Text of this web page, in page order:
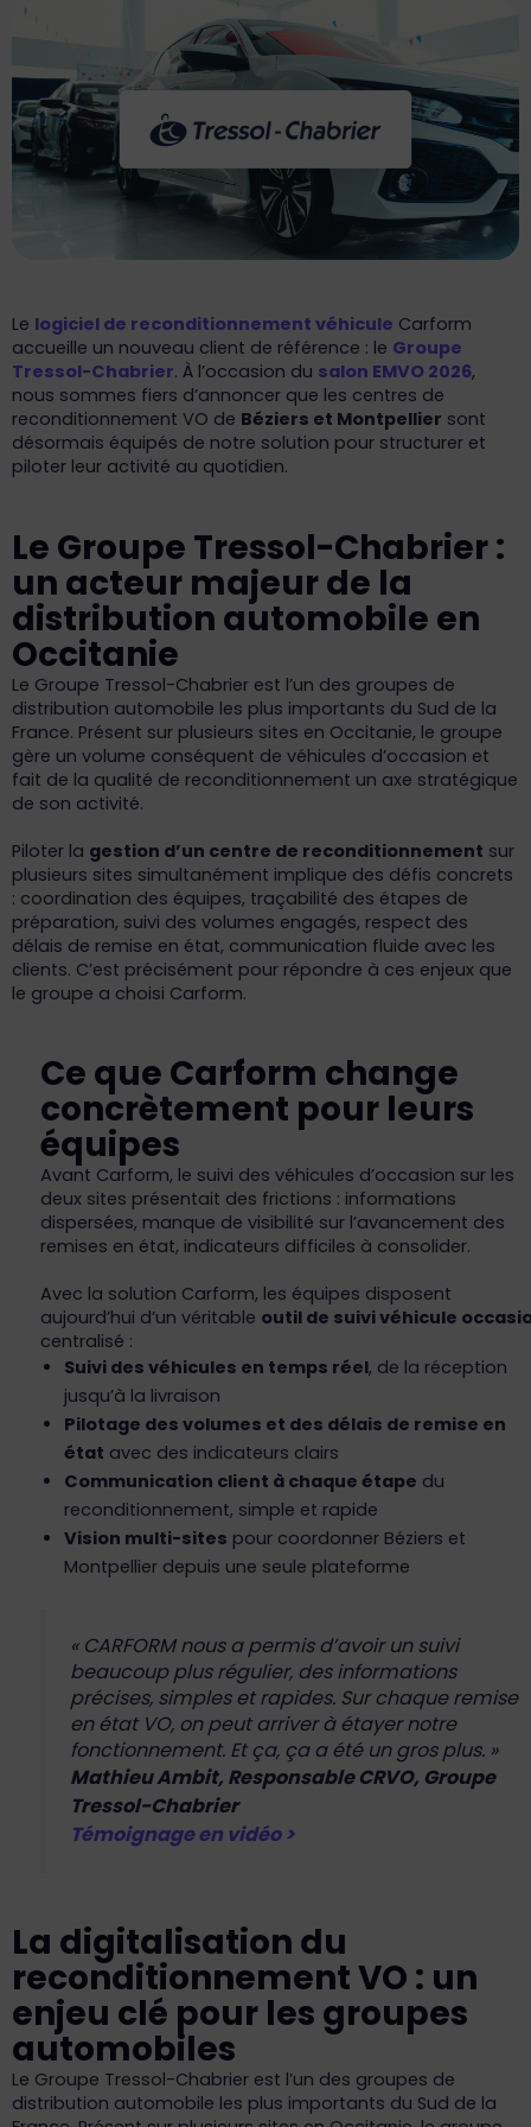
Le logiciel de reconditionnement véhicule Carform
accueille un nouveau client de référence : le Groupe
Tressol-Chabrier. À l’occasion du salon EMVO 2026,
nous sommes fiers d’annoncer que les centres de
reconditionnement VO de Béziers et Montpellier sont
désormais équipés de notre solution pour structurer et
piloter leur activité au quotidien.
Le Groupe Tressol-Chabrier :
un acteur majeur de la
distribution automobile en
Occitanie
Le Groupe Tressol-Chabrier est l’un des groupes de
distribution automobile les plus importants du Sud de la
France. Présent sur plusieurs sites en Occitanie, le groupe
gère un volume conséquent de véhicules d’occasion et
fait de la qualité de reconditionnement un axe stratégique
de son activité.
Piloter la gestion d’un centre de reconditionnement sur
plusieurs sites simultanément implique des défis concrets
: coordination des équipes, traçabilité des étapes de
préparation, suivi des volumes engagés, respect des
délais de remise en état, communication fluide avec les
clients. C’est précisément pour répondre à ces enjeux que
le groupe a choisi Carform.
Ce que Carform change
concrètement pour leurs
équipes
Avant Carform, le suivi des véhicules d’occasion sur les
deux sites présentait des frictions : informations
dispersées, manque de visibilité sur l’avancement des
remises en état, indicateurs difficiles à consolider.
Avec la solution Carform, les équipes disposent
aujourd’hui d’un véritable outil de suivi véhicule
centralisé :
Suivi des véhicules en temps réel, de la réception
jusqu’à la livraison
Pilotage des volumes et des délais de remise en
état avec des indicateurs clairs
Communication client à chaque étape du
reconditionnement, simple et rapide
Vision multi-sites pour coordonner Béziers et
Montpellier depuis une seule plateforme
« CARFORM nous a permis d’avoir un suivi
beaucoup plus régulier, des informations
précises, simples et rapides. Sur chaque remise
en état VO, on peut arriver à étayer notre
fonctionnement. Et ça, ça a été un gros plus. »
Mathieu Ambit, Responsable CRVO, Groupe
Tressol-Chabrier
Témoignage en vidéo >
La digitalisation du
reconditionnement VO : un
enjeu clé pour les groupes
automobiles
Le Groupe Tressol-Chabrier est l’un des groupes de
distribution automobile les plus importants du Sud de la